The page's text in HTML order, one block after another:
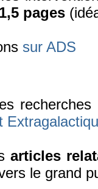
1,5 pages
sur ADS
articles
le grand